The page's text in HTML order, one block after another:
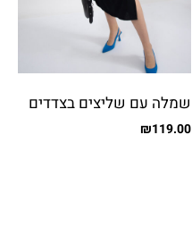
שמלה עם שליצים בצדדים
₪119.00